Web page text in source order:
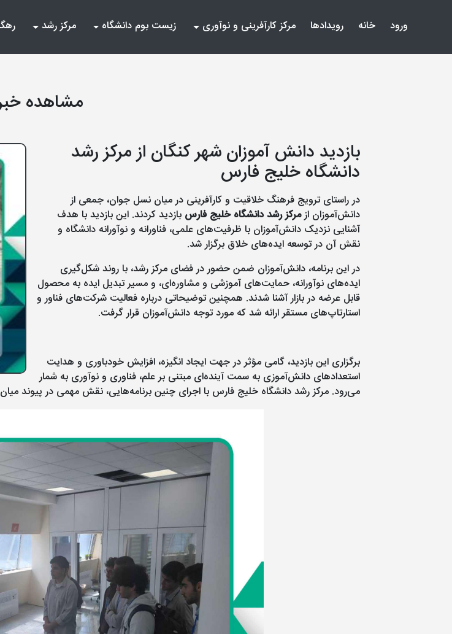
ورود
(current) خانه رویدادها مرکز کارآفرینی و نوآوری زیست بوم دانشگاه مرکز رشد
مشاهده
بازدید دانش آموزان شهر کنگان از مرکز رشد
دانشگاه خلیج فارس
در راستای ترویج فرهنگ خلاقیت و کارآفرینی در میان نسل جوان، جمعی از
دانش‌آموزان ازمرکز رشد دانشگاه خلیج فارس بازدید کردند. این بازدید با هدف
آشنایی نزدیک دانش‌آموزان با ظرفیت‌های علمی، فناورانه و نوآورانه دانشگاه و
نقش آن در توسعه ایده‌های خلاق برگزار شد.
در این برنامه، دانش‌آموزان ضمن حضور در فضای مرکز رشد، با روند شکل‌گیری
ایده‌های نوآورانه، حمایت‌های آموزشی و مشاوره‌ای، و مسیر تبدیل ایده به محصول
قابل عرضه در بازار آشنا شدند. همچنین توضیحاتی درباره فعالیت شرکت‌های فناور و
استارتاپ‌های مستقر ارائه شد که مورد توجه دانش‌آموزان قرار گرفت.
برگزاری این بازدید، گامی مؤثر در جهت ایجاد انگیزه، افزایش خودباوری و هدایت
استعدادهای دانش‌آموزی به سمت آینده‌ای مبتنی بر علم، فناوری و نوآوری به شمار
می‌رود. مرکز رشد دانشگاه خلیج فارس با اجرای چنین برنامه‌هایی، نقش مهمی در پیوند